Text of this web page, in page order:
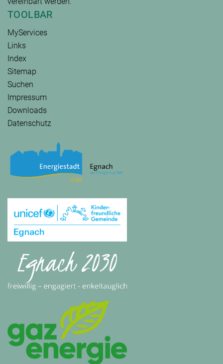
TOOLBAR
MyServices
Links
Index
Sitemap
Suchen
Impressum
Downloads
Datenschutz